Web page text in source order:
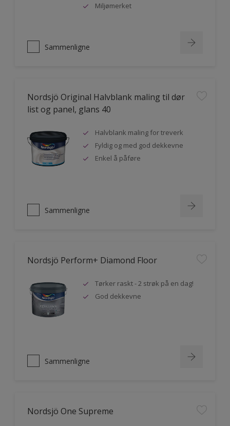
Miljømerket
Sammenligne
Nordsjö Original Halvblank maling til dør
list og panel, glans 40
Halvblank maling for treverk
Fyldig og med god dekkevne
Enkel å påføre
Sammenligne
Nordsjö Perform+ Diamond Floor
Tørker raskt - 2 strøk på en dag!
God dekkevne
Sammenligne
Nordsjö One Supreme